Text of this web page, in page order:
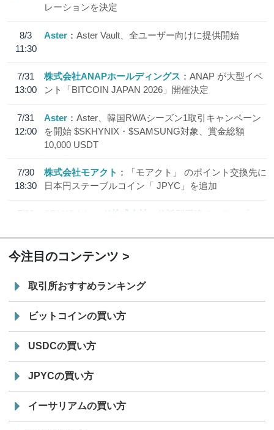
レーションを決定
8/3
11:30
Aster Aster Vault、全ユーザー向けに提供開始
7/31
13:00
株式会社ANAPホールディングス
ANAP が大型イベ
ント「BITCOIN JAPAN 2026」開催決定
7/31
12:00
Aster
Aster、韓国RWAシーズン1取引キャンペーン
を開始 $SKHYNIX・$SAMSUNG対象、賞金総額
10,000 USDT
7/30
18:30
株式会社モアクト
「モアクト」 のポイント交換先に
日本円ステーブルコイン「 JPYC」を追加
7/29
SBI VCトレード株式会社
信託型円建てステーブル
今注目のコンテンツ
取引所おすすめランキング
ビットコインの買い方
USDCの買い方
JPYCの買い方
イーサリアムの買い方